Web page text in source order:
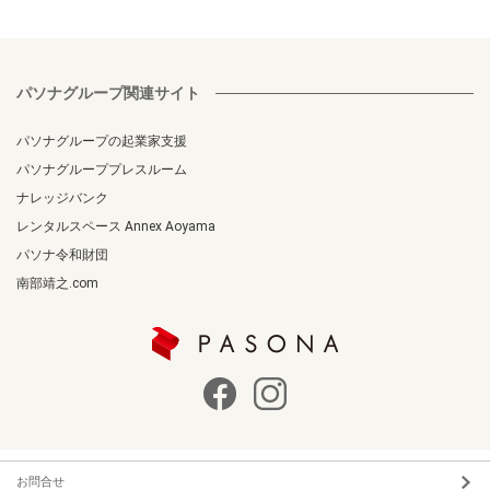
パソナグループ関連サイト
パソナグループの起業家支援
パソナグループプレスルーム
ナレッジバンク
レンタルスペース Annex Aoyama
パソナ令和財団
南部靖之.com
お問合せ